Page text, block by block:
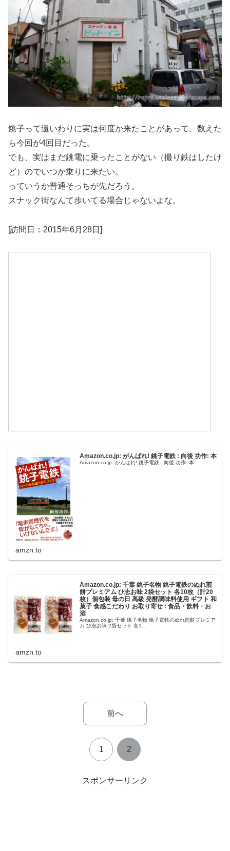
銚子って遠いわりに実は何度か来たことがあって、数えた
ら今回が4回目だった。
でも、実はまだ銚電に乗ったことがない（撮り鉄はしたけ
ど）のでいつか乗りに来たい。
っていうか普通そっちが先だろう。
スナック街なんて歩いてる場合じゃないよな。
[訪問日：2015年6月28日]
Amazon.co.jp: がんばれ! 銚子電鉄 : 向後 功作: 本
Amazon.co.jp: がんばれ! 銚子電鉄 : 向後 功作: 本
amzn.to
Amazon.co.jp: 千葉 銚子名物 銚子電鉄のぬれ煎
餅プレミアム ひ志お味 2袋セット 各10枚（計20
枚）個包装 母の日 高級 発酵調味料使用 ギフト 和
菓子 食感こだわり お取り寄せ : 食品・飲料・お
酒
Amazon.co.jp: 千葉 銚子名物 銚子電鉄のぬれ煎餅プレミア
ム ひ志お味 2袋セット 各1...
amzn.to
前へ
1 2
スポンサーリンク